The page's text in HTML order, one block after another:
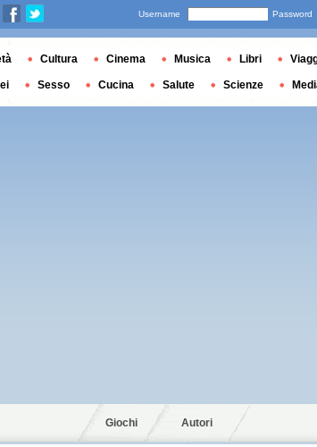
Giochi Autori
Username Password
Cultura Cinema Musica Libri
Sesso Cucina Salute Scienze